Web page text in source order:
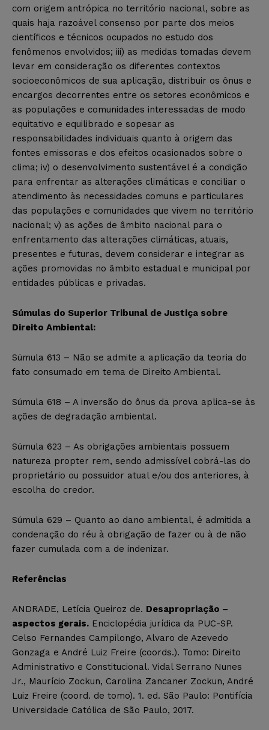
com origem antrópica no território nacional, sobre as
quais haja razoável consenso por parte dos meios
científicos e técnicos ocupados no estudo dos
fenômenos envolvidos; iii) as medidas tomadas devem
levar em consideração os diferentes contextos
socioeconômicos de sua aplicação, distribuir os ônus e
encargos decorrentes entre os setores econômicos e
as populações e comunidades interessadas de modo
equitativo e equilibrado e sopesar as
responsabilidades individuais quanto à origem das
fontes emissoras e dos efeitos ocasionados sobre o
clima; iv) o desenvolvimento sustentável é a condição
para enfrentar as alterações climáticas e conciliar o
atendimento às necessidades comuns e particulares
das populações e comunidades que vivem no território
nacional; v) as ações de âmbito nacional para o
enfrentamento das alterações climáticas, atuais,
presentes e futuras, devem considerar e integrar as
ações promovidas no âmbito estadual e municipal por
entidades públicas e privadas.
Súmulas do Superior Tribunal de Justiça sobre
Direito Ambiental:
Súmula 613 – Não se admite a aplicação da teoria do
fato consumado em tema de Direito Ambiental.
Súmula 618 – A inversão do ônus da prova aplica-se às
ações de degradação ambiental.
Súmula 623 – As obrigações ambientais possuem
natureza propter rem, sendo admissível cobrá-las do
proprietário ou possuidor atual e/ou dos anteriores, à
escolha do credor.
Súmula 629 – Quanto ao dano ambiental, é admitida a
condenação do réu à obrigação de fazer ou à de não
fazer cumulada com a de indenizar.
Referências
ANDRADE, Letícia Queiroz de. Desapropriação –
aspectos gerais. Enciclopédia jurídica da PUC-SP.
Celso Fernandes Campilongo, Alvaro de Azevedo
Gonzaga e André Luiz Freire (coords.). Tomo: Direito
Administrativo e Constitucional. Vidal Serrano Nunes
Jr., Maurício Zockun, Carolina Zancaner Zockun, André
Luiz Freire (coord. de tomo). 1. ed. São Paulo: Pontifícia
Universidade Católica de São Paulo, 2017.